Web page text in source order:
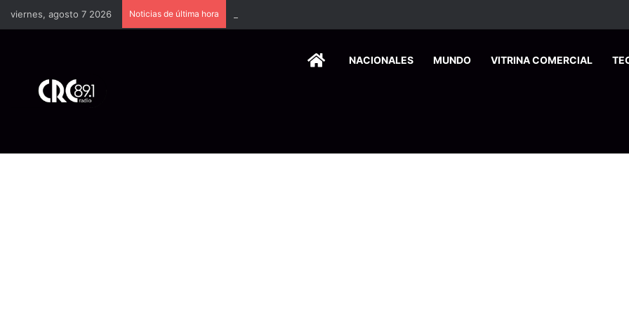
viernes, agosto 7 2026 Noticias de última hora
HOMENACIONALES MUNDO VITRINA COMERCIAL